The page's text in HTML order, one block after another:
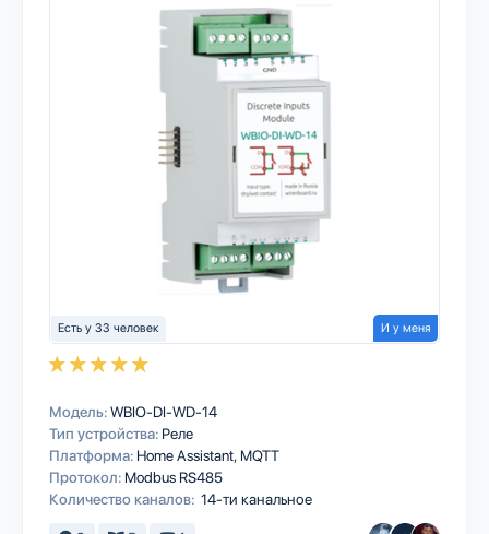
Есть у 33 человек И у меня
Модель:WBIO-DI-WD-14
Тип устройства: Реле
Платформа: Home Assistant MQTT
Протокол: Modbus RS485
Количество каналов: 14-ти канальное